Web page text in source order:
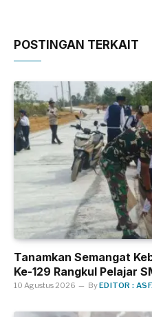
POSTINGAN TERKAIT
Tanamkan Semangat
Ke-129 Rangkul Pelajar
10 Agustus 2026 ByEDITOR :